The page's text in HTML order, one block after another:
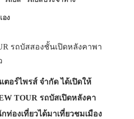
อง
รถบัสสองชั้นเปิดหลังคาพา
ตอร์ไพรส์ จำกัด ได้เปิดให้
TOUR รถบัสเปิดหลังคา
ท่องเที่ยวได้มาเที่ยวชมเมือง